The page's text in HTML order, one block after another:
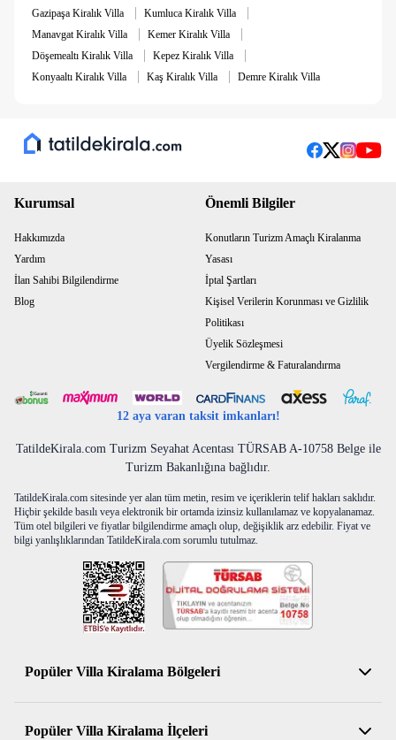
Gazipaşa Kiralık Villa | Kumluca Kiralık Villa |
Manavgat Kiralık Villa | Kemer Kiralık Villa |
Döşemealtı Kiralık Villa | Kepez Kiralık Villa |
Konyaaltı Kiralık Villa | Kaş Kiralık Villa | Demre Kiralık Villa
Kurumsal
Hakkımızda
Yardım
İlan Sahibi Bilgilendirme
Blog
Önemli Bilgiler
Konutların Turizm Amaçlı Kiralanma
Yasası
İptal Şartları
Kişisel Verilerin Korunması ve Gizlilik
Politikası
Üyelik Sözleşmesi
Vergilendirme & Faturalandırma
12 aya varan taksit imkanları!
TatildeKirala.com Turizm Seyahat Acentası TÜRSAB A-10758 Belge ile
Turizm Bakanlığına bağlıdır.
TatildeKirala.com sitesinde yer alan tüm metin, resim ve içeriklerin telif hakları saklıdır.
Hiçbir şekilde basılı veya elektronik bir ortamda izinsiz kullanılamaz ve kopyalanamaz.
Tüm otel bilgileri ve fiyatlar bilgilendirme amaçlı olup, değişiklik arz edebilir. Fiyat ve
bilgi yanlışlıklarından TatildeKirala.com sorumlu tutulmaz.
Popüler Villa Kiralama Bölgeleri
Antalya Kiralık Villa
Muğla Kiralık Villa
Popüler Villa Kiralama İlçeleri